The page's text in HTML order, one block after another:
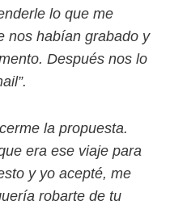
lo que me
nos habían grabado y
Después nos lo
la propuesta.
era ese viaje para
y yo acepté, me
robarte de tu